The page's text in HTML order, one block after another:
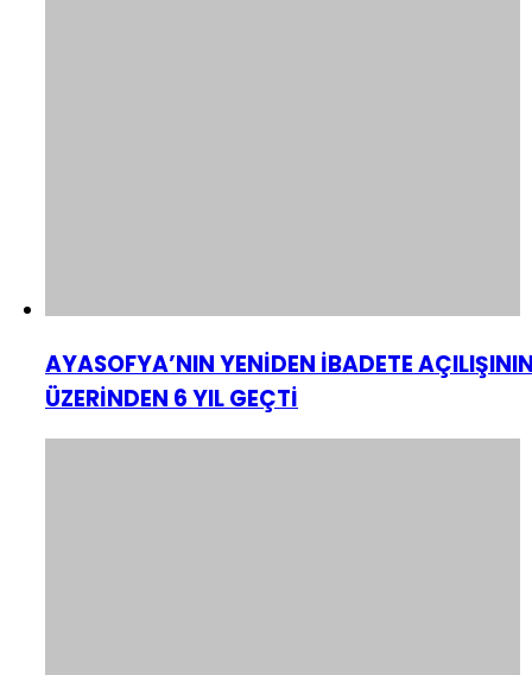
AYASOFYA’NIN YENİDEN İBADETE
ÜZERİNDEN 6 YIL GEÇTİ